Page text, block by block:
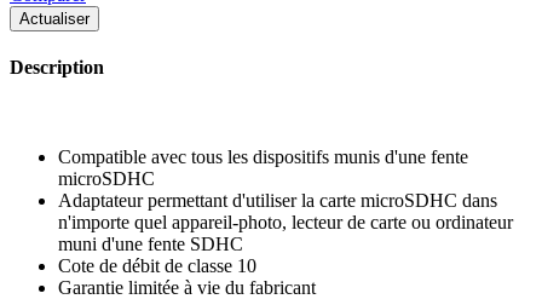
Description
Compatible avec tous les dispositifs munis d'une fente
microSDHC
Adaptateur permettant d'utiliser la carte microSDHC dans
n'importe quel appareil-photo, lecteur de carte ou ordinateur
muni d'une fente SDHC
Cote de débit de classe 10
Garantie limitée à vie du fabricant